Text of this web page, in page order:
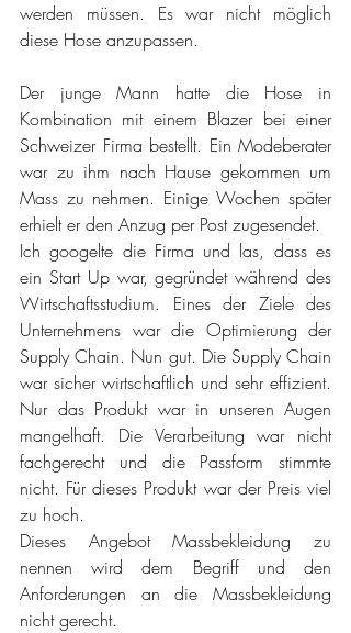
werden müssen. Es war nicht möglich
diese Hose anzupassen.
Der junge Mann hatte die Hose in
Kombination mit einem Blazer bei einer
Schweizer Firma bestellt. Ein Modeberater
war zu ihm nach Hause gekommen um
Mass zu nehmen. Einige Wochen später
erhielt er den Anzug per Post zugesendet.
Ich googelte die Firma und las, dass es
ein Start Up war, gegründet während des
Wirtschaftsstudium. Eines der Ziele des
Unternehmens war die Optimierung der
Supply Chain. Nun gut. Die Supply Chain
war sicher wirtschaftlich und sehr effizient.
Nur das Produkt war in unseren Augen
mangelhaft. Die Verarbeitung war nicht
fachgerecht und die Passform stimmte
nicht. Für dieses Produkt war der Preis viel
zu hoch.
Dieses Angebot Massbekleidung zu
nennen wird dem Begriff und den
Anforderungen an die Massbekleidung
nicht gerecht.